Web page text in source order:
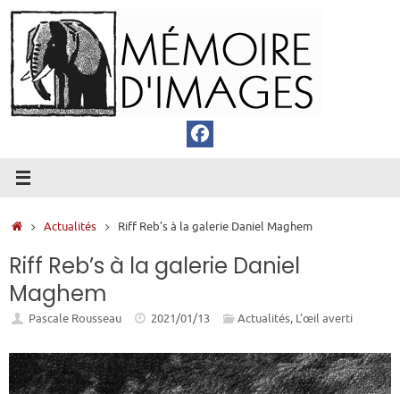
Passer
au
contenu
Accueil
Actualités Riff Reb’s à la galerie Daniel Maghem
Riff Reb’s à la galerie Daniel
Maghem
Pascale Rousseau 2021/01/13 Actualités, L’œil averti